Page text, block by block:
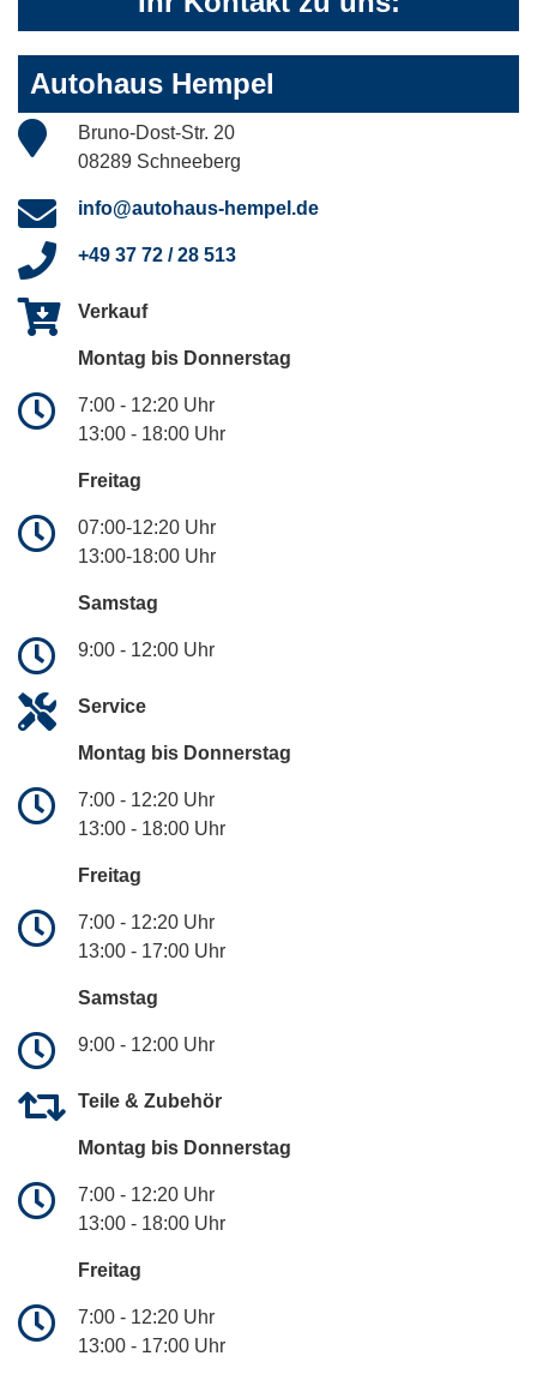
Autohaus Hempel
Bruno-Dost-Str. 20
08289 Schneeberg
info@autohaus-hempel.de
+49 37 72 / 28 513
Verkauf
Montag bis Donnerstag
7:00 - 12:20 Uhr
13:00 - 18:00 Uhr
Freitag
07:00-12:20 Uhr
13:00-18:00 Uhr
Samstag
9:00 - 12:00 Uhr
Service
Montag bis Donnerstag
7:00 - 12:20 Uhr
13:00 - 18:00 Uhr
Freitag
7:00 - 12:20 Uhr
13:00 - 17:00 Uhr
Samstag
9:00 - 12:00 Uhr
Teile & Zubehör
Montag bis Donnerstag
7:00 - 12:20 Uhr
13:00 - 18:00 Uhr
Freitag
7:00 - 12:20 Uhr
13:00 - 17:00 Uhr